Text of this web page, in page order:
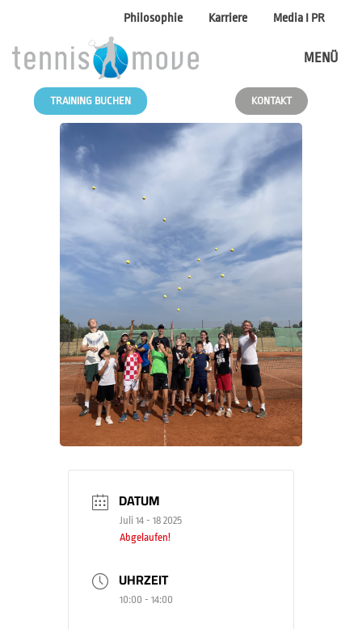
Philosophie Karriere Media I PR
MENÜ
TRAINING BUCHEN KONTAKT
DATUM
Juli 14 - 18 2025
Abgelaufen!
UHRZEIT
10:00 - 14:00